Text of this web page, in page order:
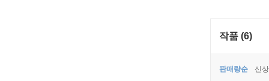
작품 (6)
판매량순 신